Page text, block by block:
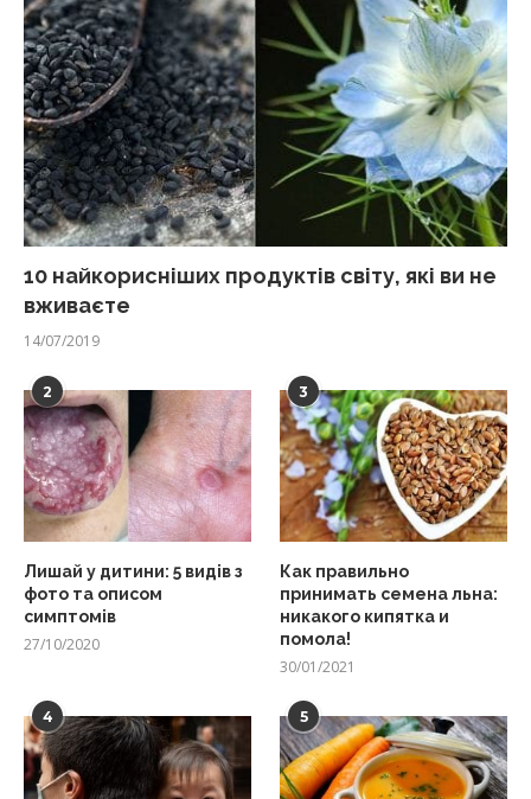
10 найкорисніших продуктів світу, які ви не
вживаєте
14/07/2019
2
Лишай у дитини: 5 видів з
фото та описом
симптомів
27/10/2020
3
Как правильно
принимать семена льна:
никакого кипятка и
помола!
30/01/2021
4 5